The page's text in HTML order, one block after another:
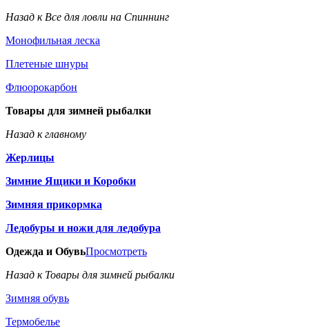
Назад к Все для ловли на Спиннинг
Монофильная леска
Плетеные шнуры
Флюорокарбон
Товары для зимней рыбалки
Назад к главному
Жерлицы
Зимние Ящики и Коробки
Зимняя прикормка
Ледобуры и ножи для ледобура
Одежда и ОбувьПросмотреть
Назад к Товары для зимней рыбалки
Зимняя обувь
Термобелье